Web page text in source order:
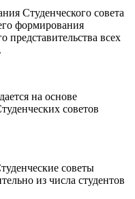
Студенческого совета
формирования
всех
на основе
советов
советы
из числа студентов